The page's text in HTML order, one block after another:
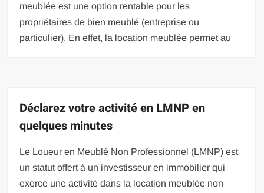
meublée est une option rentable pour les
propriétaires de bien meublé (entreprise ou
particulier). En effet, la location meublée permet au
Déclarez votre activité en LMNP en
quelques minutes
Le Loueur en Meublé Non Professionnel (LMNP) est
un statut offert à un investisseur en immobilier qui
exerce une activité dans la location meublée non